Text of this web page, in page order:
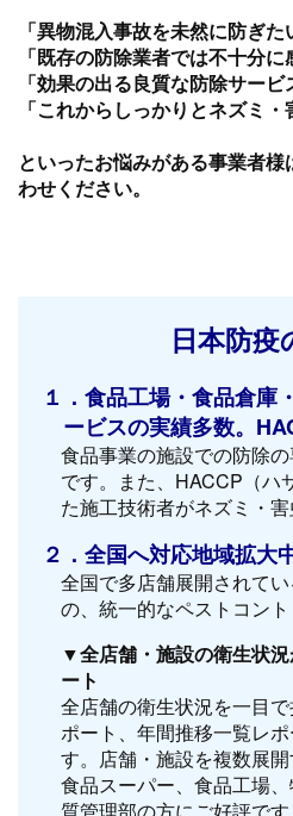
「異物混入事故を未然に防ぎた
「既存の防除業者では不十分に
「効果の出る良質な防除サービ
「これからしっかりとネズミ・
といったお悩みがある事業者
わせください。
日本防疫
１．食品工場・食品倉庫
ービスの実績多数。
食品事業の施設での防除
です。また、HACCP（ハ
た施工技術者がネズミ・害
２．全国へ対応地域拡大
全国で多店舗展開されて
の、統一的なペストコント
▼全店舗・施設の衛生状
ート
全店舗の衛生状況を一目
ポート、年間推移一覧レ
す。店舗・施設を複数展開
食品スーパー、食品工場